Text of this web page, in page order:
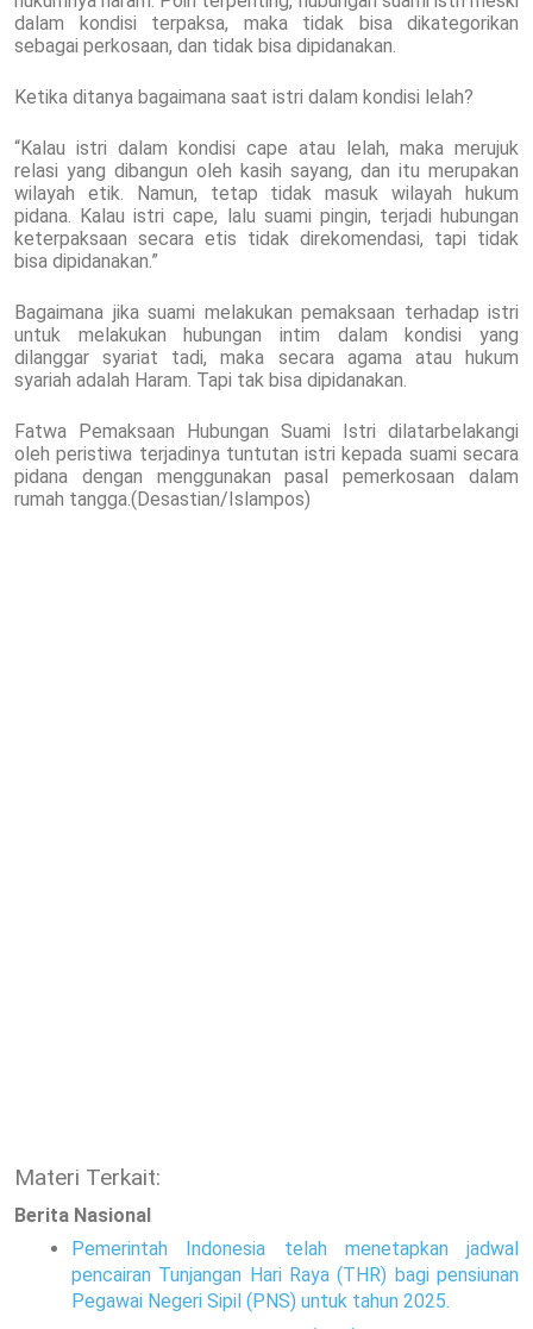
dalam kondisi terpaksa, maka tidak bisa dikategorikan
sebagai perkosaan, dan tidak bisa dipidanakan.
Ketika ditanya bagaimana saat istri dalam kondisi lelah?
“Kalau istri dalam kondisi cape atau lelah, maka merujuk
relasi yang dibangun oleh kasih sayang, dan itu merupakan
wilayah etik. Namun, tetap tidak masuk wilayah hukum
pidana. Kalau istri cape, lalu suami pingin, terjadi hubungan
keterpaksaan secara etis tidak direkomendasi, tapi tidak
bisa dipidanakan.”
Bagaimana jika suami melakukan pemaksaan terhadap istri
untuk melakukan hubungan intim dalam kondisi yang
dilanggar syariat tadi, maka secara agama atau hukum
syariah adalah Haram. Tapi tak bisa dipidanakan.
Fatwa Pemaksaan Hubungan Suami Istri dilatarbelakangi
oleh peristiwa terjadinya tuntutan istri kepada suami secara
pidana dengan menggunakan pasal pemerkosaan dalam
rumah tangga.(Desastian/Islampos)
Materi Terkait:
Berita Nasional
Pemerintah Indonesia telah menetapkan jadwal
pencairan Tunjangan Hari Raya (THR) bagi pensiunan
Pegawai Negeri Sipil (PNS) untuk tahun 2025.